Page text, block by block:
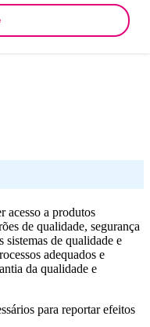
acesso a produtos
de qualidade, segurança
de qualidade e
adequados e
da qualidade e
para reportar efeitos